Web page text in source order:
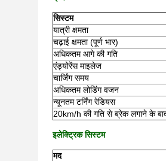
सिस्टम
यात्री क्षमता
चढ़ाई क्षमता (पूर्ण भार)
अधिकतम आगे की गति
एंड्योरेंस माइलेज
चार्जिंग समय
अधिकतम लोडिंग वजन
न्यूनतम टर्निंग रेडियस
20km/h की गति से ब्रेक लगाने के
इलेक्ट्रिक सिस्टम
मद